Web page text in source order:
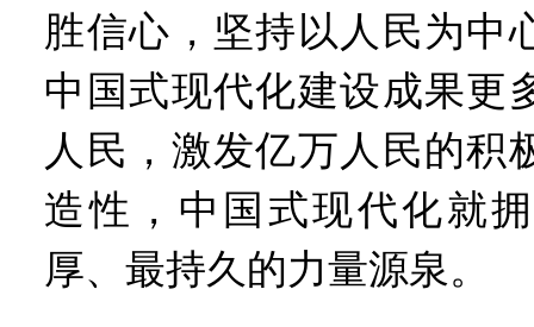
胜信心，坚持以人民为中
中国式现代化建设成果更
人民，激发亿万人民的积
造性，中国式现代化就
厚、最持久的力量源泉。